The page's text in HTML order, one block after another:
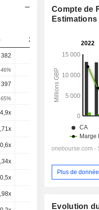
2026 2027
382 5 391
30,4% -5,65%
397 7 274
18,68%
13,4x
0,88x
0,2x
0,5x 0,59x 0,56x
Compte de
Estimations
Plus de
Evolution